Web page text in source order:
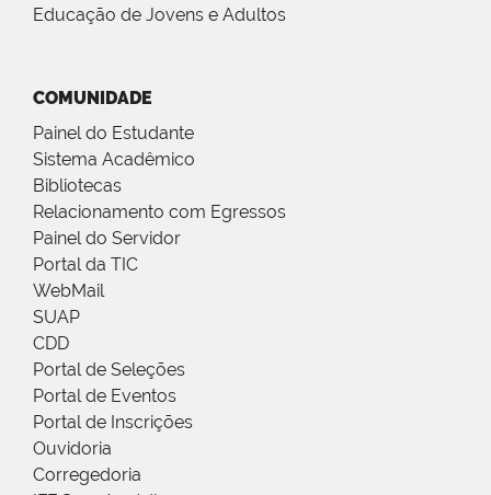
Educação de Jovens e Adultos
COMUNIDADE
Painel do Estudante
Sistema Acadêmico
Bibliotecas
Relacionamento com Egressos
Painel do Servidor
Portal da TIC
WebMail
SUAP
CDD
Portal de Seleções
Portal de Eventos
Portal de Inscrições
Ouvidoria
Corregedoria